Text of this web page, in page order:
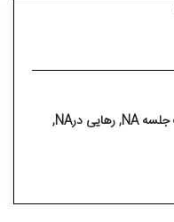
درهم شکسته نا امید و پر از وسوسه, یک جلسه NA, رهایی درNA,